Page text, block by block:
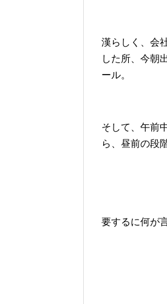
漢らしく、会
した所、今朝
ール。
そして、午前
ら、昼前の段
要するに何が